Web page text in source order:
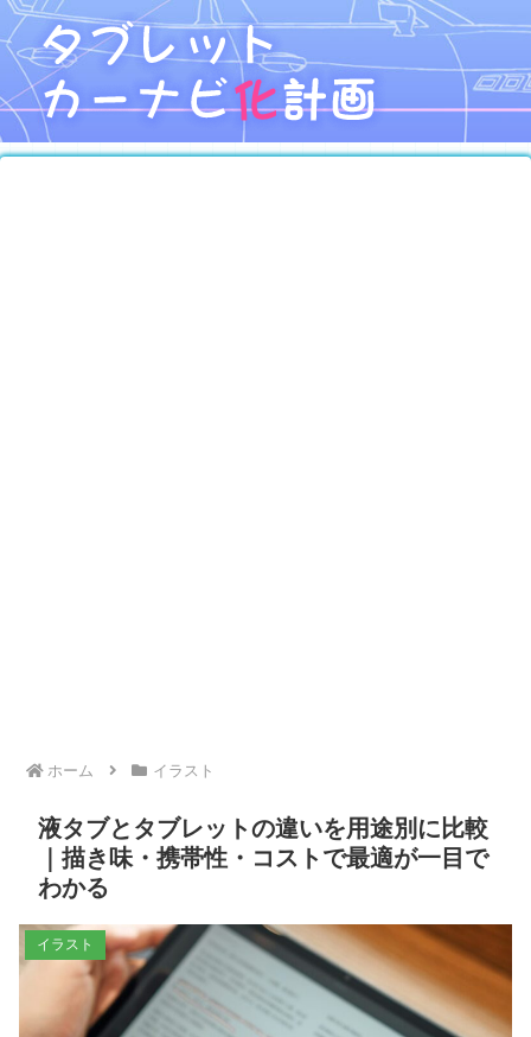
ホーム イラスト
液タブとタブレットの違いを用途別に比較
｜描き味・携帯性・コストで最適が一目で
わかる
イラスト